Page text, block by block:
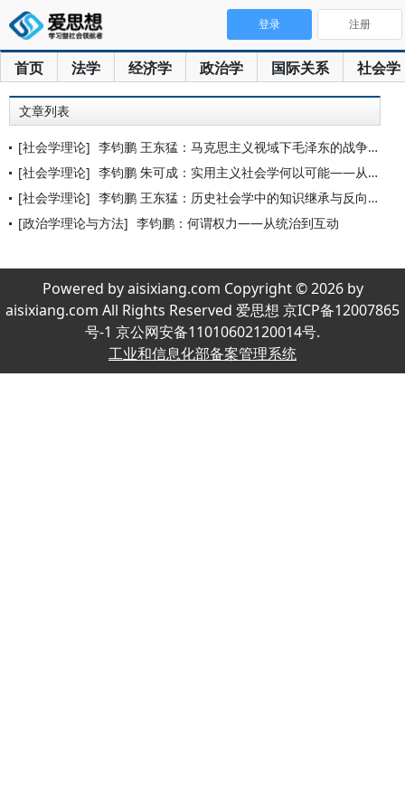
首页 法学 经济学 政治学 国际关系 社会学
登录 注册
文章列表
[社会学理论] 李钧鹏 王东猛：马克思主义视域下毛泽东的战争社会学思想
[社会学理论] 李钧鹏 朱可成：实用主义社会学何以可能——从涂尔干和米德出发
[社会学理论] 李钧鹏 王东猛：历史社会学中的知识继承与反向运动
[政治学理论与方法] 李钧鹏：何谓权力——从统治到互动
Powered by aisixiang.com Copyright © 2026 by
aisixiang.com All Rights Reserved 爱思想 京ICP备12007865
号-1 京公网安备11010602120014号.
工业和信息化部备案管理系统